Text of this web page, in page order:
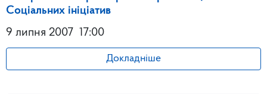
Соціальних ініціатив
9 липня 2007 17:00
Докладніше